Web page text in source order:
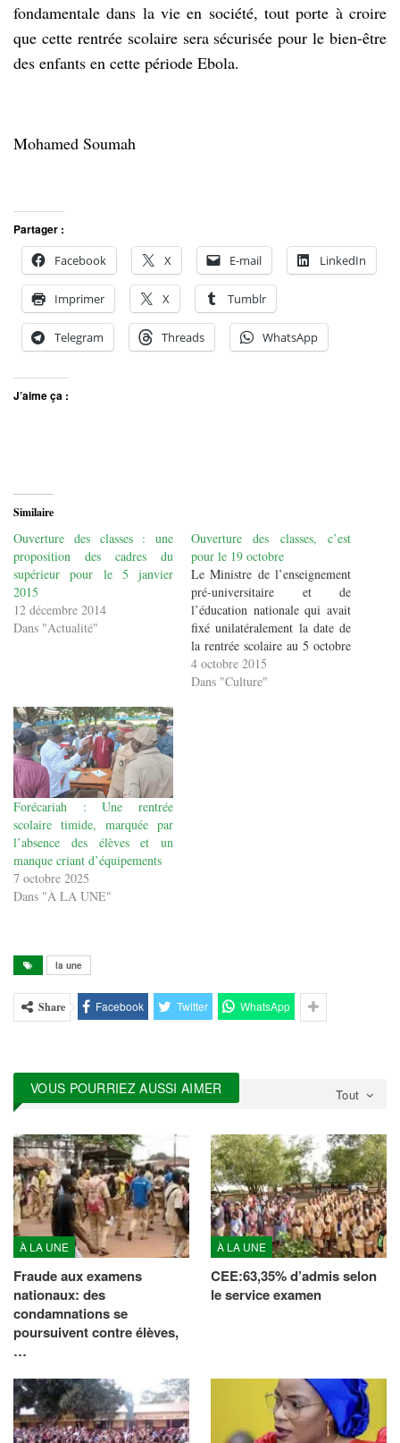
fondamentale dans la vie en société, tout porte à croire
que cette rentrée scolaire sera sécurisée pour le bien-être
des enfants en cette période Ebola.
Mohamed Soumah
Partager :
Facebook
X E-mail LinkedIn
Imprimer X Tumblr
Telegram Threads WhatsApp
J’aime ça :
Similaire
Ouverture des classes : une
proposition des cadres du
supérieur pour le 5 janvier
2015
12 décembre 2014
Dans "Actualité"
Ouverture des classes, c’est
pour le 19 octobre
Le Ministre de l’enseignement
pré-universitaire et de
l’éducation nationale qui avait
fixé unilatéralement la date de
la rentrée scolaire au 5 octobre
a dû revoir sa copie. Dans un
autre communiqué daté du 3
4 octobre 2015
Dans "Culture"
Forécariah : Une rentrée
scolaire timide, marquée par
l’absence des élèves et un
manque criant d’équipements
7 octobre 2025
Dans "À LA UNE"
la une
Share Facebook Twitter WhatsApp
Tout
VOUS POURRIEZ AUSSI AIMER
À LA UNE
Fraude aux examens
nationaux: des
condamnations se
poursuivent contre élèves,
…
À LA UNE
CEE:63,35% d’admis selon
le service examen